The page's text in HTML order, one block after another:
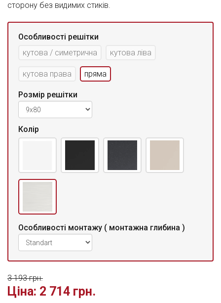
сторону без видимих стиків.
Особливості решітки
кутова / симетрична
кутова ліва
кутова права пряма
Розмір решітки
Колір
Особливості монтажу ( монтажна глибина )
Ціна: 2 714 грн.
3 193 грн.